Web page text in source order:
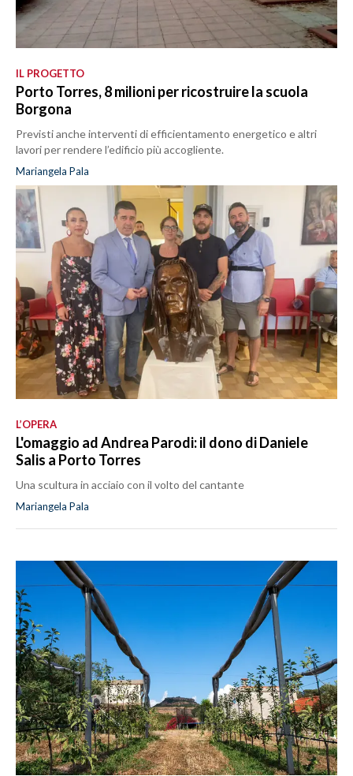
IL PROGETTO
Porto Torres, 8 milioni per ricostruire la scuola
Borgona
Previsti anche interventi di efficientamento energetico e altri
lavori per rendere l’edificio più accogliente.
Mariangela Pala
L’OPERA
L'omaggio ad Andrea Parodi: il dono di Daniele
Salis a Porto Torres
Una scultura in acciaio con il volto del cantante
Mariangela Pala